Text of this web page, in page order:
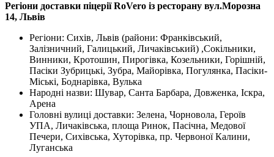
Регіони доставки піцерії RoVero із ресторану вул.Морозна
14, Львів
Регіони: Сихів, Львів (райони: Франківський,
Залізничний, Галицький, Личаківський) ,Сокільники,
Винники, Кротошин, Пирогівка, Козельники, Горішній,
Пасіки Зубрицькі, Зубра, Майорівка, Погулянка, Пасіки-
Міські, Боднарівка, Вулька
Народні назви: Шувар, Санта Барбара, Довженка, Іскра,
Арена
Головні вулиці доставки: Зелена, Чорновола, Героїв
УПА, Личаківська, площа Ринок, Пасічна, Медової
Печери, Сихівська, Хуторівка, пр. Червоної Калини,
Луганська